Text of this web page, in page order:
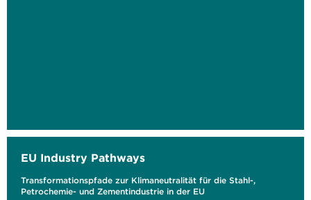
EU Industry Pathways
Transformationspfade zur Klimaneutralität für die Stahl-,
Petrochemie- und Zementindustrie in der EU